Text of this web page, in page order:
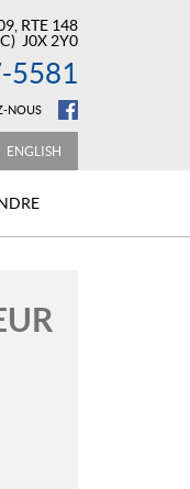
RTE 148
J0X 2Y0
5581
NOUS
ENGLISH